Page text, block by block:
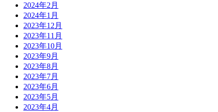
2024年2月
2024年1月
2023年12月
2023年11月
2023年10月
2023年9月
2023年8月
2023年7月
2023年6月
2023年5月
2023年4月